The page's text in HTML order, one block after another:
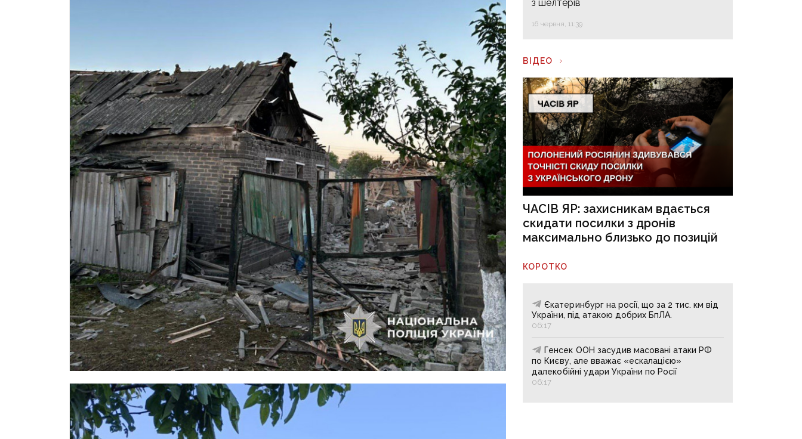
з шелтерів
16 червня, 11:39
ВІДЕО
ЧАСІВ ЯР: захисникам вдається
скидати посилки з дронів
максимально близько до позицій
КОРОТКО
Єкатеринбург на росії, що за 2 тис. км від
України, під атакою добрих БпЛА.
06:17
Генсек ООН засудив масовані атаки РФ
по Києву, але вважає «ескалацією»
далекобійні удари України по Росії
06:17